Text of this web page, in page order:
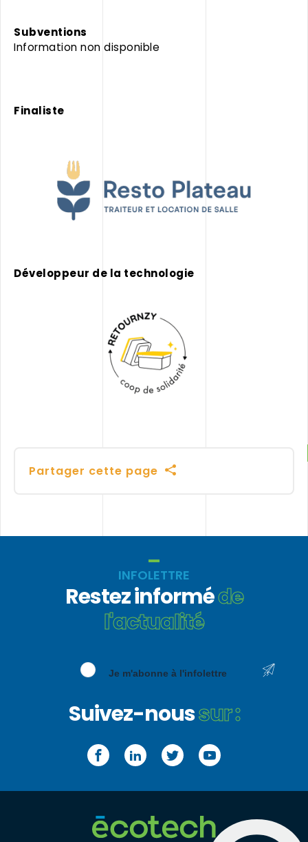
Subventions
Information non disponible
Finaliste
Développeur de la technologie
Partager cette page
INFOLETTRE
Restez informéde
l'actualité
Je m'abonne à l'infolettre
Suivez-noussur :
FacebookLinkedInTwitterYouTube